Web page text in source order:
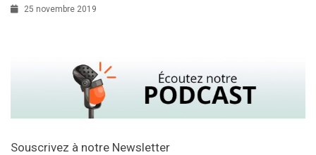
25 novembre 2019
Souscrivez à notre Newsletter